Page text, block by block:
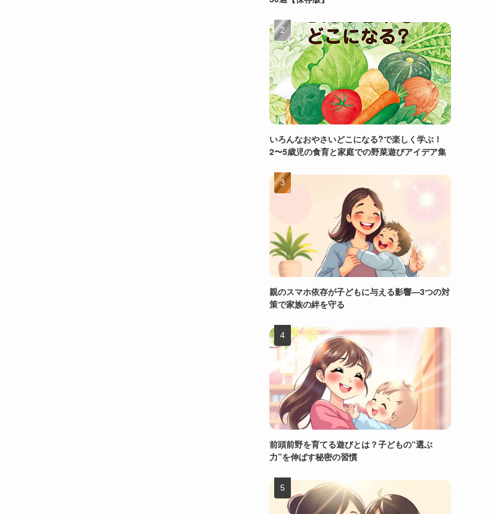
いろんなおやさいどこになる?で楽しく学ぶ！
2〜5歳児の食育と家庭での野菜遊びアイデア集
親のスマホ依存が子どもに与える影響—3つの対
策で家族の絆を守る
前頭前野を育てる遊びとは？子どもの“選ぶ
力”を伸ばす秘密の習慣